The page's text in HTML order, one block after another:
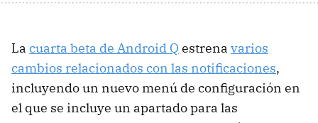
La cuarta beta de Android Q estrena varios
cambios relacionados con las notificaciones,
incluyendo un nuevo menú de configuración en
el que se incluye un apartado para las